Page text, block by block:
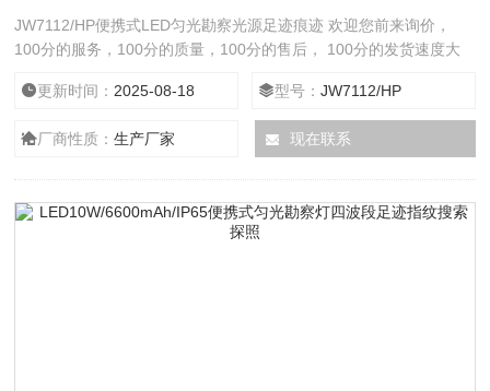
JW7112/HP便携式LED匀光勘察光源足迹痕迹 欢迎您前来询价，
100分的服务，100分的质量，100分的售后， 100分的发货速度大
更新时间： 2025-08-18 型号：JW7112/HP
厂商性质：生产厂家 现在联系